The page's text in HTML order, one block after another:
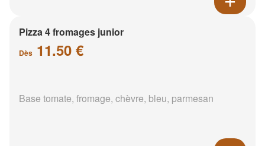
Pizza 4 fromages junior
Dès 11.50 €
Base tomate, fromage, chèvre, bleu, parmesan